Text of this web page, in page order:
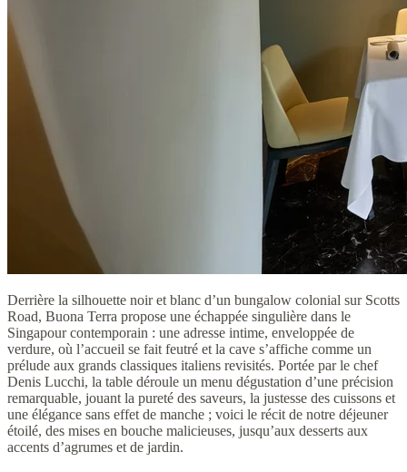
Derrière la silhouette noir et blanc d’un bungalow colonial sur Scotts
Road, Buona Terra propose une échappée singulière dans le
Singapour contemporain : une adresse intime, enveloppée de
verdure, où l’accueil se fait feutré et la cave s’affiche comme un
prélude aux grands classiques italiens revisités. Portée par le chef
Denis Lucchi, la table déroule un menu dégustation d’une précision
remarquable, jouant la pureté des saveurs, la justesse des cuissons et
une élégance sans effet de manche ; voici le récit de notre déjeuner
étoilé, des mises en bouche malicieuses, jusqu’aux desserts aux
accents d’agrumes et de jardin.